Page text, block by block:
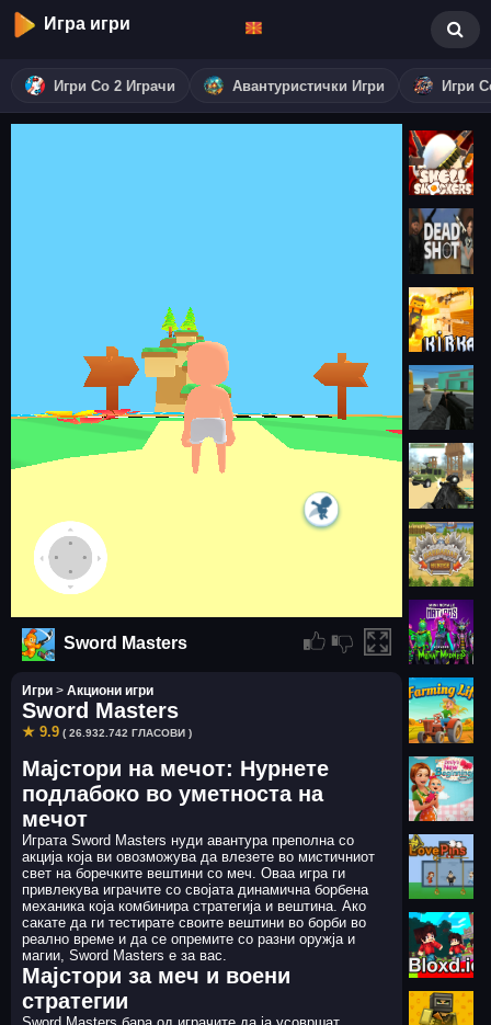
Игра игри
Игри Со 2 Играчи Авантуристички Игри Игри
Sword Masters
Игри > Акциони игри
Sword Masters
★ 9.9 ( 26.932.742 ГЛАСОВИ )
Мајстори на мечот: Нурнете
подлабоко во уметноста на
мечот
Играта Sword Masters нуди авантура преполна со
акција која ви овозможува да влезете во мистичниот
свет на боречките вештини со меч. Оваа игра ги
привлекува играчите со својата динамична борбена
механика која комбинира стратегија и вештина. Ако
сакате да ги тестирате своите вештини во борби во
реално време и да се опремите со разни оружја и
магии, Sword Masters е за вас.
Мајстори за меч и воени
стратегии